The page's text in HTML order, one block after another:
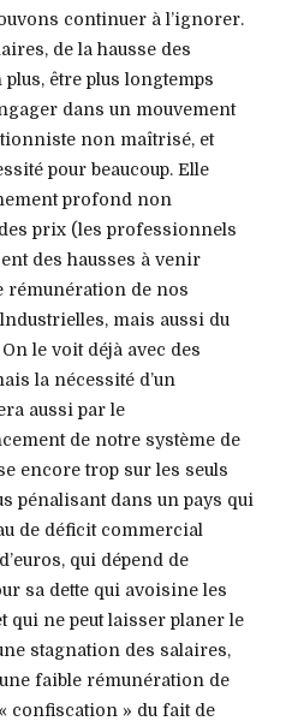
continuer à l’ignorer.
de la hausse des
être plus longtemps
dans un mouvement
non maîtrisé, et
pour beaucoup. Elle
profond non
prix (les professionnels
des hausses à venir
rémunération de nos
mais aussi du
le voit déjà avec des
la nécessité d’un
aussi par le
de notre système de
encore trop sur les seuls
pénalisant dans un pays qui
de déficit commercial
qui dépend de
sa dette qui avoisine les
qui ne peut laisser planer le
stagnation des salaires,
faible rémunération de
confiscation » du fait de